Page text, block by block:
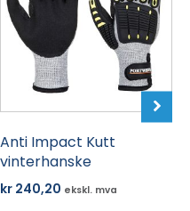
Anti Impact Kutt
vinterhanske
kr240,20 ekskl. mva
flere
varianter.
Alternativene
velges
produktsiden